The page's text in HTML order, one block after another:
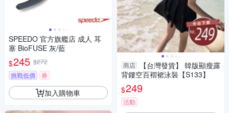
SPEEDO 官方旗艦店 成人 耳
塞 BioFUSE 灰/藍
$245 $272
挑戰低價
券
加入購物車
商店
【台灣發貨】 韓版顯瘦露
背鏤空百褶裙泳裝【S133】
$249
活動